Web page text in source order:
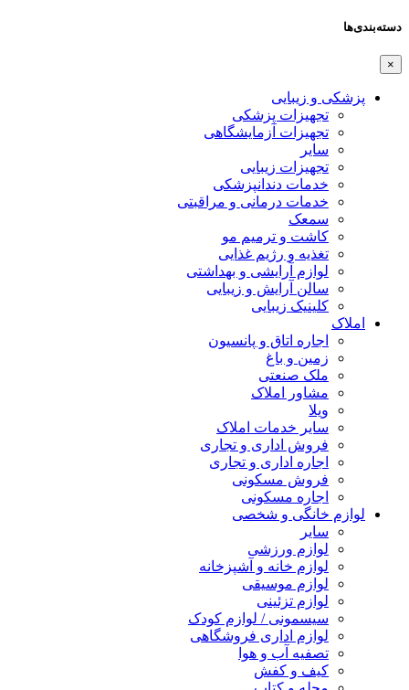
دسته‌بندی‌ها
×
پزشکی و زیبایی
تجهیزات پزشکی
تجهیزات آزمایشگاهی
سایر
تجهیزات زیبایی
خدمات دندانپزشکی
خدمات درمانی و مراقبتی
سمعک
کاشت و ترمیم مو
تغذیه و رژیم غذایی
لوازم آرایشی و بهداشتی
سالن آرایش و زیبایی
کلینیک زیبایی
املاک
اجاره اتاق و پانسیون
زمین و باغ
ملک صنعتی
مشاور املاک
ویلا
سایر خدمات املاک
فروش اداری و تجاری
اجاره اداری و تجاری
فروش مسکونی
اجاره مسکونی
لوازم خانگی و شخصی
سایر
لوازم ورزشی
لوازم خانه و آشپزخانه
لوازم موسیقی
لوازم تزئینی
سیسمونی / لوازم کودک
لوازم اداری فروشگاهی
تصفیه آب و هوا
کیف و کفش